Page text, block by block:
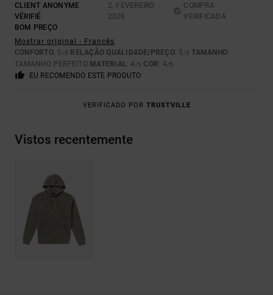
CLIENT ANONYME
VÉRIFIÉ
2. FEVEREIRO
2026
COMPRA
VERIFICADA
BOM PREÇO
Mostrar original - Francês
CONFORTO: 5 /5 RELAÇÃO QUALIDADE/PREÇO: 5 /5 TAMANHO:
TAMANHO PERFEITO MATERIAL: 4 /5 COR: 4/5
EU RECOMENDO ESTE PRODUTO
VERIFICADO POR TRUSTVILLE
Vistos recentemente